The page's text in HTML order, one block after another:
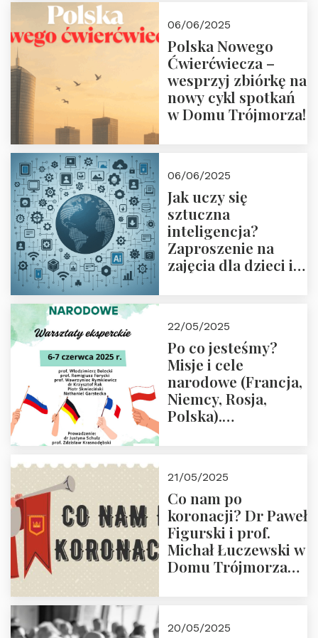
18:00
06/06/2025
Polska Nowego
Ćwierćwiecza –
wesprzyj zbiórkę na
nowy cykl spotkań
w Domu Trójmorza!
06/06/2025
Jak uczy się
sztuczna
inteligencja?
Zaproszenie na
zajęcia dla dzieci i
22/05/2025
Po co jesteśmy?
Misje i cele
narodowe (Francja,
Niemcy, Rosja,
Polska).
Zapraszamy do
zapisów.
21/05/2025
Co nam po
koronacji? Dr Paweł
Figurski i prof.
Michał Łuczewski w
Domu Trójmorza
20/05/2025